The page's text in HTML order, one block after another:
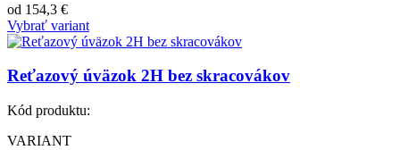
od 154,3 €
Vybrať variant
Reťazový úväzok 2H bez skracovákov
Kód produktu:
VARIANT